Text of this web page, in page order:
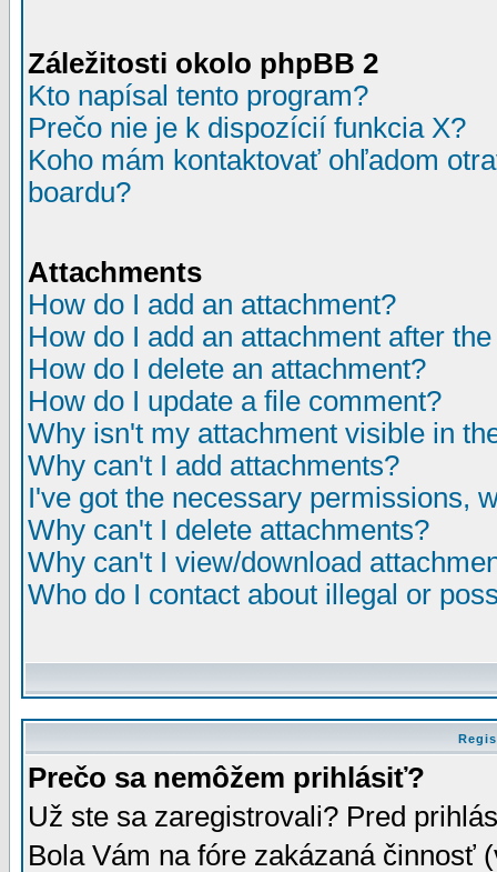
Záležitosti okolo phpBB 2
Kto napísal tento program?
Prečo nie je k dispozícií funkcia X?
Koho mám kontaktovať ohľadom
boardu?
Attachments
How do I add an attachment?
How do I add an attachment after
How do I delete an attachment?
How do I update a file comment?
Why isn't my attachment visible in
Why can't I add attachments?
I've got the necessary permissions,
Why can't I delete attachments?
Why can't I view/download
Who do I contact about illegal or
Prečo sa nemôžem prihlásiť?
Už ste sa zaregistrovali? Pred
Bola Vám na fóre zakázaná činnosť